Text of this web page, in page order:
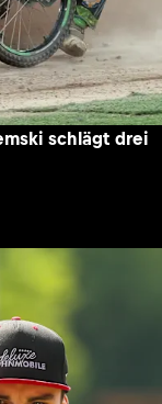
schlägt drei